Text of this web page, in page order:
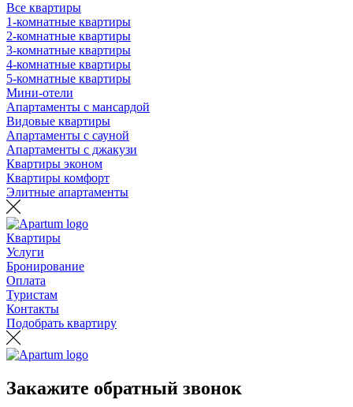
Все квартиры
1-комнатные квартиры
2-комнатные квартиры
3-комнатные квартиры
4-комнатные квартиры
5-комнатные квартиры
Мини-отели
Апартаменты с мансардой
Видовые квартиры
Апартаменты с сауной
Апартаменты с джакузи
Квартиры эконом
Квартиры комфорт
Элитные апартаменты
Квартиры
Услуги
Бронирование
Оплата
Туристам
Контакты
Подобрать квартиру
Закажите обратный звонок